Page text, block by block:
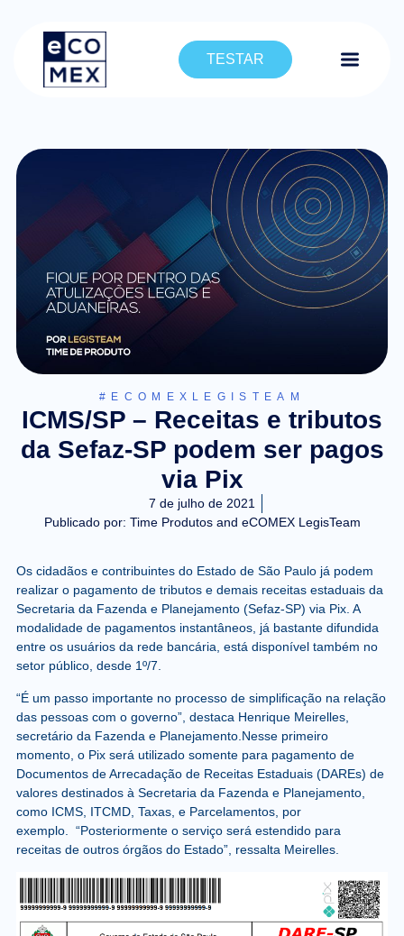
TESTAR
#ECOMEXLEGISTEAM
ICMS/SP – Receitas e tributos
da Sefaz-SP podem ser pagos
via Pix
7 de julho de 2021
Publicado por: Time Produtos and eCOMEX LegisTeam
Os cidadãos e contribuintes do Estado de São Paulo já podem
realizar o pagamento de tributos e demais receitas estaduais da
Secretaria da Fazenda e Planejamento (Sefaz-SP) via Pix. A
modalidade de pagamentos instantâneos, já bastante difundida
entre os usuários da rede bancária, está disponível também no
setor público, desde 1º/7.
“É um passo importante no processo de simplificação na relação
das pessoas com o governo”, destaca Henrique Meirelles,
secretário da Fazenda e Planejamento.Nesse primeiro
momento, o Pix será utilizado somente para pagamento de
Documentos de Arrecadação de Receitas Estaduais (DAREs) de
valores destinados à Secretaria da Fazenda e Planejamento,
como ICMS, ITCMD, Taxas, e Parcelamentos, por
exemplo. “Posteriormente o serviço será estendido para
receitas de outros órgãos do Estado”, ressalta Meirelles.